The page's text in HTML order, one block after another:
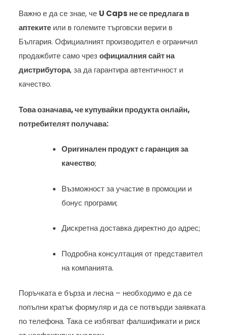
Важно е да се знае, че U Caps не се предлага в
аптеките или в големите търговски вериги в
България. Официалният производител е ограничил
продажбите само чрезофициалния сайт на
дистрибутора, за да гарантира автентичност и
качество.
Това означава, че купувайки продукта онлайн,
потребителят получава:
Оригинален продукт с гаранция за
качество;
Възможност за участие в промоции и
бонус програми;
Дискретна доставка директно до адрес;
Подробна консултация от представител
на компанията.
Поръчката е бърза и лесна – необходимо е да се
попълни кратък формуляр и да се потвърди заявката
по телефона. Така се избягват фалшификати и риск